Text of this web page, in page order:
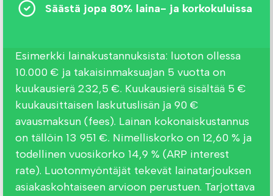
Säästä jopa 80% laina- ja korkokuluissa
Esimerkki lainakustannuksista: luoton ollessa
10.000 € ja takaisinmaksuajan 5 vuotta on
kuukausierä 232,5 €. Kuukausierä sisältää 5 €
kuukausittaisen laskutuslisän ja 90 €
avausmaksun (fees). Lainan kokonaiskustannus
on tällöin 13 951 €. Nimelliskorko on 12,60 % ja
todellinen vuosikorko 14,9 % (ARP interest
rate). Luotonmyöntäjät tekevät lainatarjouksen
asiakaskohtaiseen arvioon perustuen. Tarjottava